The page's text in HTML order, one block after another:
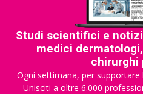
Studi scientifici e
medici
chirurghi
Ogni settimana, per
Unisciti a oltre 6.000